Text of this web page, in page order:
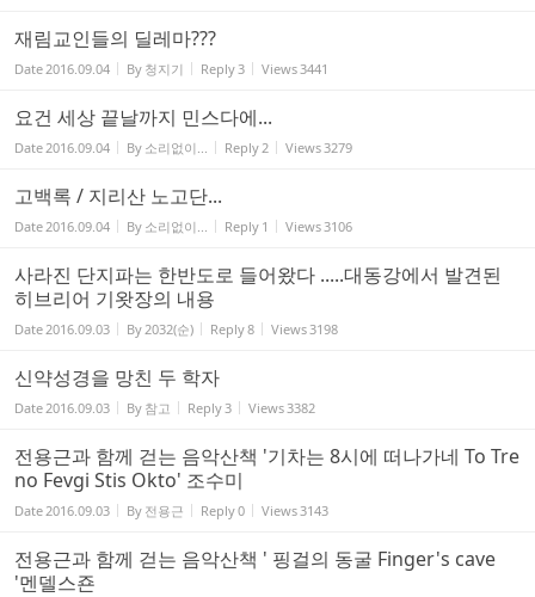
재림교인들의 딜레마???
Date2016.09.04 By 청지기 Reply3 Views3441
요건 세상 끝날까지 민스다에...
Date2016.09.04 By 소리없이... Reply2 Views3279
고백록 / 지리산 노고단...
Date2016.09.04 By 소리없이... Reply 1 Views3106
사라진 단지파는 한반도로 들어왔다 .....대동강에서 발견된
히브리어 기왓장의 내용
Date2016.09.03 By2032(순) Reply8 Views3198
신약성경을 망친 두 학자
Date2016.09.03 By 참고 Reply3 Views3382
전용근과 함께 걷는 음악산책 '기차는 8시에 떠나가네 To Tre
no Fevgi Stis Okto' 조수미
Date2016.09.03 By 전용근 Reply0 Views3143
전용근과 함께 걷는 음악산책 ' 핑걸의 동굴 Finger's cave
'멘델스죤